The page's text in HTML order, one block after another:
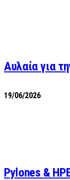
Αυλαία για
19/06/2026
Pylones &